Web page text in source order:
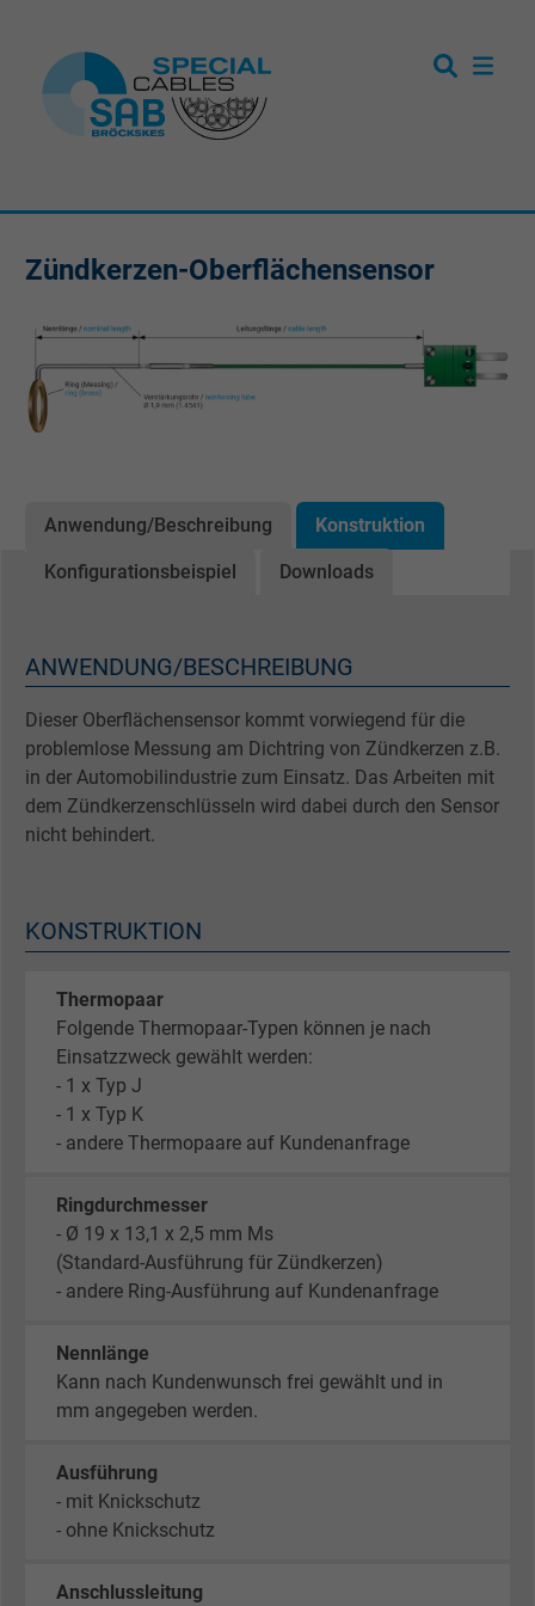
Zündkerzen-Oberflächensensor
Anwendung/Beschreibung Konstruktion
Konfigurationsbeispiel Downloads
ANWENDUNG/BESCHREIBUNG
Dieser Oberflächensensor kommt vorwiegend für die
problemlose Messung am Dichtring von Zündkerzen z.B.
in der Automobilindustrie zum Einsatz. Das Arbeiten mit
dem Zündkerzenschlüsseln wird dabei durch den Sensor
nicht behindert.
KONSTRUKTION
Thermopaar
Folgende Thermopaar-Typen können je nach
Einsatzzweck gewählt werden:
- 1 x Typ J
- 1 x Typ K
- andere Thermopaare auf Kundenanfrage
Ringdurchmesser
- Ø 19 x 13,1 x 2,5 mm Ms
(Standard-Ausführung für Zündkerzen)
- andere Ring-Ausführung auf Kundenanfrage
Nennlänge
Kann nach Kundenwunsch frei gewählt und in
mm angegeben werden.
Ausführung
- mit Knickschutz
- ohne Knickschutz
Anschlussleitung